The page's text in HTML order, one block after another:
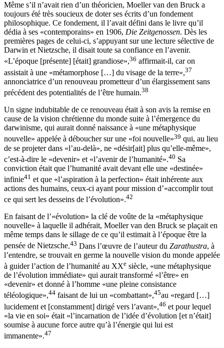
Même s’il n’avait rien d’un théoricien, Moeller van den Bruck a
toujours été très soucieux de doter ses écrits d’un fondement
philosophique. Ce fondement, il l’avait défini dans le livre qu’il
dédia à ses «contemporains» en 1906, Die Zeitgenossen. Dès les
premières pages de celui-ci, s’appuyant sur une lecture sélective de
Darwin et Nietzsche, il disait toute sa confiance en l’avenir.
«L’époque [présente] [était] grandiose»,36 affirmait-il, car on
assistait à une «métamorphose […] du visage de la terre»,37
annonciatrice d’un renouveau prometteur d’un élargissement sans
précédent des potentialités de l’être humain.38
Un signe indubitable de ce renouveau était à son avis la remise en
cause de la vision chrétienne du monde suite à l’émergence du
darwinisme, qui aurait donné naissance à «une métaphysique
nouvelle» appelée à déboucher sur une «foi nouvelle»39 qui, au lieu
de se projeter dans «l’au-delà», ne «désir[ait] plus qu’elle-même»,
c’est-à-dire le «devenir» et «l’avenir de l’humanité».40 Sa
conviction était que l’humanité avait devant elle une «destinée»
infinie41 et que «l’aspiration à la perfection» était inhérente aux
actions des humains, ceux-ci ayant pour mission d’«accomplir tout
ce qui sert les desseins de l’évolution».42
En faisant de l’«évolution» la clé de voûte de la «métaphysique
nouvelle» à laquelle il adhérait, Moeller van den Bruck se plaçait en
même temps dans le sillage de ce qu’il estimait à l’époque être la
pensée de Nietzsche.43 Dans l’œuvre de l’auteur du Zarathustra, à
l’entendre, se trouvait en germe la nouvelle vision du monde appelée
à guider l’action de l’humanité au XXe siècle, «une métaphysique
de l’évolution immédiate» qui aurait transformé «l’être» en
«devenir» et donné à l’homme «une pleine consistance
téléologique»,44 faisant de lui un «combattant»,45au «regard […]
lucidement et [constamment] dirigé vers l’avant»,46 et pour lequel
«la vie en soi» était «l’incarnation de l’idée d’évolution [et n’était]
soumise à aucune force autre qu’à l’énergie qui lui est
immanente».47